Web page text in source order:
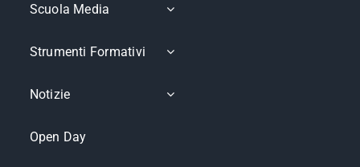
Scuola Media
Strumenti Formativi
Notizie
Open Day